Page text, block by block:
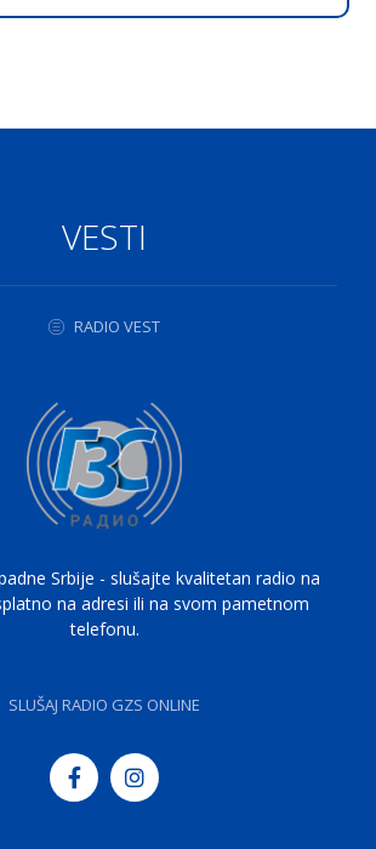
VESTI
RADIO VEST
Srbije - slušajte kvalitetan radio na
na adresi ili na svom pametnom
telefonu.
SLUŠAJ RADIO GZS ONLINE